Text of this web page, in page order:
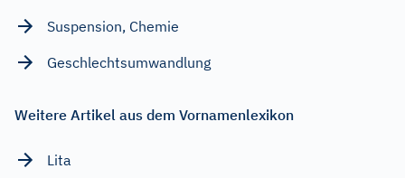
Suspension, Chemie
Geschlechtsumwandlung
Weitere Artikel aus dem Vornamenlexikon
Lita